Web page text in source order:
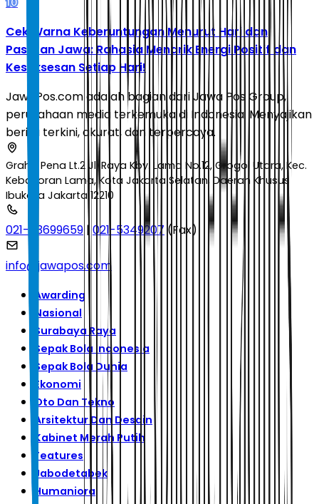
Cek Warna Keberuntungan Menurut Hari dan
Pasaran Jawa: Rahasia Menarik Energi Positif dan
Kesuksesan Setiap Hari!
JawaPos.com adalah bagian dari Jawa Pos Group,
perusahaan media terkemuka di Indonesia. Menyajikan
berita terkini, akurat, dan terpercaya.
Graha Pena Lt.2 Jl. Raya Kby. Lama No.12, Grogol Utara, Kec.
Kebayoran Lama, Kota Jakarta Selatan, Daerah Khusus
Ibukota Jakarta 12210
021-53699659 |021-5349207 (Fax)
info@jawapos.com
Awarding
Nasional
Surabaya Raya
Sepak Bola Indonesia
Sepak Bola Dunia
Ekonomi
Oto Dan Tekno
Arsitektur Dan Desain
Kabinet Merah Putih
Features
Jabodetabek
Humaniora